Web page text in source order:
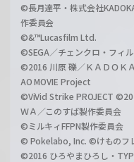
©長月達平・株式会社
作委員会
©&™Lucasfilm Ltd.
©SEGA／チェンクロ・フィ
©2016 川原 礫／ＫＡＤＯＫ
AO MOVIE Project
©ViVid Strike PROJECT
ＷＡ／このすば製作委員会
©ミルキィFFPN製作委員会
© Pokelabo, Inc. ©けものフ
©2016 ひろやまひろし・